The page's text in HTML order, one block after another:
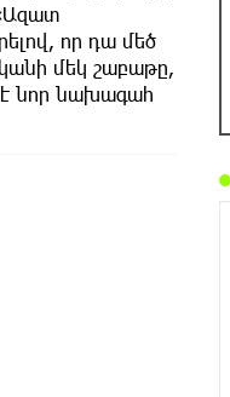
որ դա մեծ
մեկ շաբաթը,
նոր նախագահ